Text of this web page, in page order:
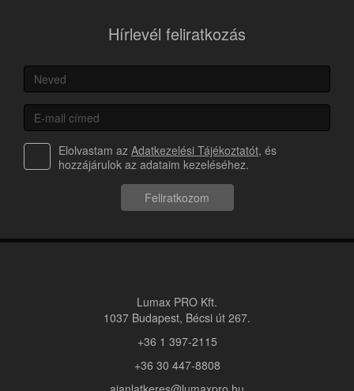
Hírlevél feliratkozás
Elolvastam az Adatkezelési Tájékoztatót, és
hozzájárulok az adataim kezeléséhez.
Feliratkozom
Lumax PRO Kft.
1037 Budapest, Bécsi út 267.
+36 1 397-2115
+36 30 447-8808